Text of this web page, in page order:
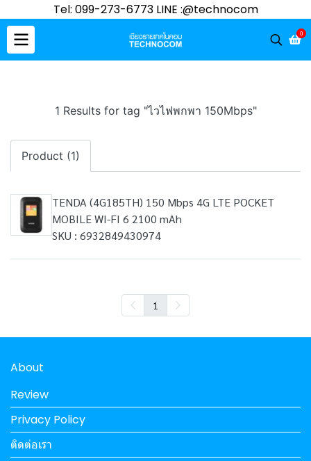
Tel: 099-273-6773 LINE :@technocom
0
1 Results for tag "ไวไฟพกพา 150Mbps"
Product (1)
TENDA (4G185TH) 150 Mbps 4G LTE POCKET
MOBILE WI-FI 6 2100 mAh
SKU : 6932849430974
1
About
Review
Privacy Policy
ติดต่อเรา